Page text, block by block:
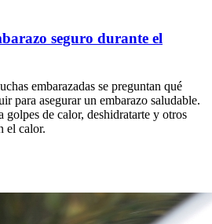
seguro durante el
embarazadas se preguntan qué
para asegurar un embarazo saludable.
golpes de calor, deshidratarte y otros
el calor.